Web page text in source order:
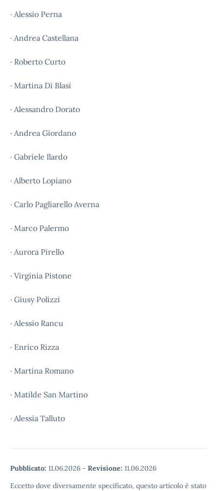
· Alessio Perna
· Andrea Castellana
· Roberto Curto
· Martina Di Blasi
· Alessandro Dorato
· Andrea Giordano
· Gabriele Ilardo
· Alberto Lopiano
· Carlo Pagliarello Averna
· Marco Palermo
· Aurora Pirello
· Virginia Pistone
· Giusy Polizzi
· Alessio Rancu
· Enrico Rizza
· Martina Romano
· Matilde San Martino
· Alessia Talluto
Pubblicato: 11.06.2026 - Revisione: 11.06.2026
Eccetto dove diversamente specificato, questo articolo è stato